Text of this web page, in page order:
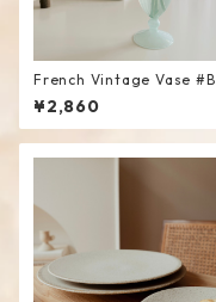
French Vintage Vase #B
¥2,860